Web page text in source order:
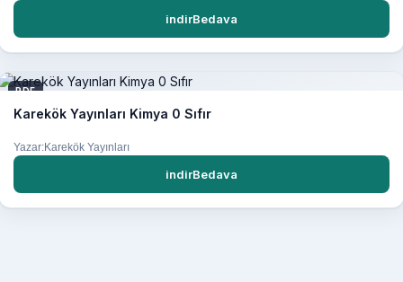
indirBedava
PDF
Karekök Yayınları Kimya 0 Sıfır
Yazar:Karekök Yayınları
indirBedava